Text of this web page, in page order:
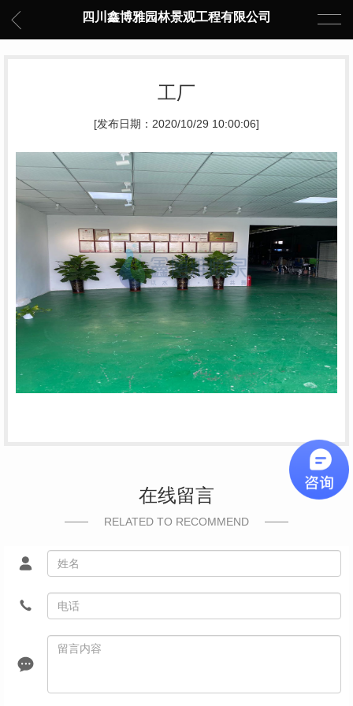
四川鑫博雅园林景观工程有限公司
工厂
[发布日期：2020/10/29 10:00:06]
在线留言
RELATED TO RECOMMEND